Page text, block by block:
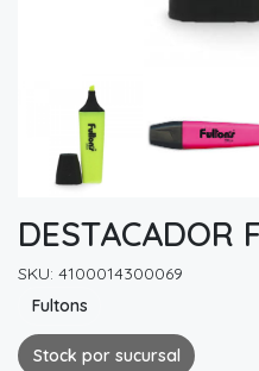
DESTACADOR
SKU: 4100014300069
Fultons
Stock por sucursal